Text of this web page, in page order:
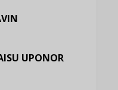
UPONOR